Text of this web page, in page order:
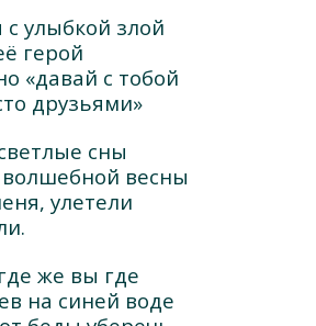
улыбкой злой
герой
«давай с тобой
друзьями»
сны
весны
улетели
же вы где
на синей воде